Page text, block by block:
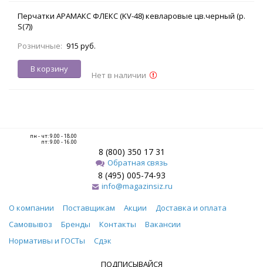
Перчатки АРАМАКС ФЛЕКС (KV-48) кевларовые цв.черный (р.
S(7))
Розничные: 915 руб.
В корзину
Нет в наличии
пн - чт: 9.00 - 18.00
пт: 9.00 - 16.00
8 (800) 350 17 31
Обратная связь
8 (495) 005-74-93
info@magazinsiz.ru
О компании Поставщикам Акции
Доставка и оплата
Самовывоз
Бренды Контакты
Вакансии
Нормативы и ГОСТы
Сдэк
ПОДПИСЫВАЙСЯ